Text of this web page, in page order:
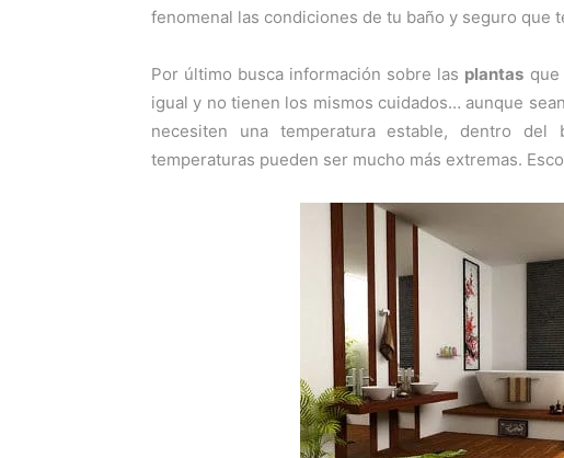
fenomenal las condiciones de tu baño y seguro que
Por último busca información sobre las plantas
igual y no tienen los mismos cuidados… aunque
necesiten una temperatura estable, dentro
temperaturas pueden ser mucho más extremas.